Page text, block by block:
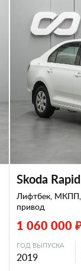
Skoda Rapid
Лифтбек, МКПП,
привод
1 060 000
ГОД ВЫПУСКА
2019